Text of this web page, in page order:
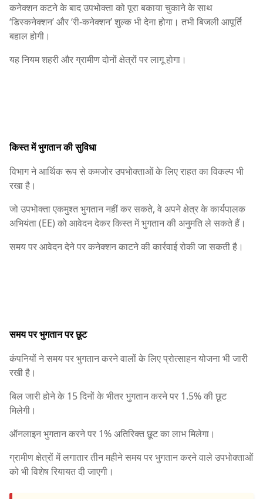
कनेक्शन कटने के बाद उपभोक्ता को पूरा बकाया चुकाने के साथ
‘डिस्कनेक्शन’ और ‘री-कनेक्शन’ शुल्क भी देना होगा। तभी बिजली आपूर्ति
बहाल होगी।
यह नियम शहरी और ग्रामीण दोनों क्षेत्रों पर लागू होगा।
किस्त में भुगतान की सुविधा
विभाग ने आर्थिक रूप से कमजोर उपभोक्ताओं के लिए राहत का विकल्प भी
रखा है।
जो उपभोक्ता एकमुश्त भुगतान नहीं कर सकते, वे अपने क्षेत्र के कार्यपालक
अभियंता (EE) को आवेदन देकर किस्त में भुगतान की अनुमति ले सकते हैं।
समय पर आवेदन देने पर कनेक्शन काटने की कार्रवाई रोकी जा सकती है।
समय पर भुगतान पर छूट
कंपनियों ने समय पर भुगतान करने वालों के लिए प्रोत्साहन योजना भी जारी
रखी है।
बिल जारी होने के 15 दिनों के भीतर भुगतान करने पर 1.5% की छूट
मिलेगी।
ऑनलाइन भुगतान करने पर 1% अतिरिक्त छूट का लाभ मिलेगा।
ग्रामीण क्षेत्रों में लगातार तीन महीने समय पर भुगतान करने वाले उपभोक्ताओं
को भी विशेष रियायत दी जाएगी।